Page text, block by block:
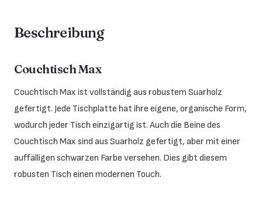
Beschreibung
Couchtisch Max
Couchtisch Max ist vollständig aus robustem Suarholz
gefertigt. Jede Tischplatte hat ihre eigene, organische Form,
wodurch jeder Tisch einzigartig ist. Auch die Beine des
Couchtisch Max sind aus Suarholz gefertigt, aber mit einer
auffälligen schwarzen Farbe versehen. Dies gibt diesem
robusten Tisch einen modernen Touch.